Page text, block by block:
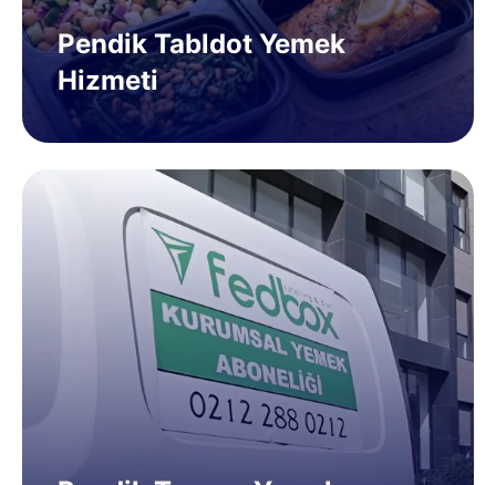
Pendik Tabldot Yemek
Hizmeti